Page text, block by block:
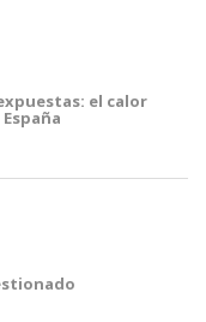
el calor